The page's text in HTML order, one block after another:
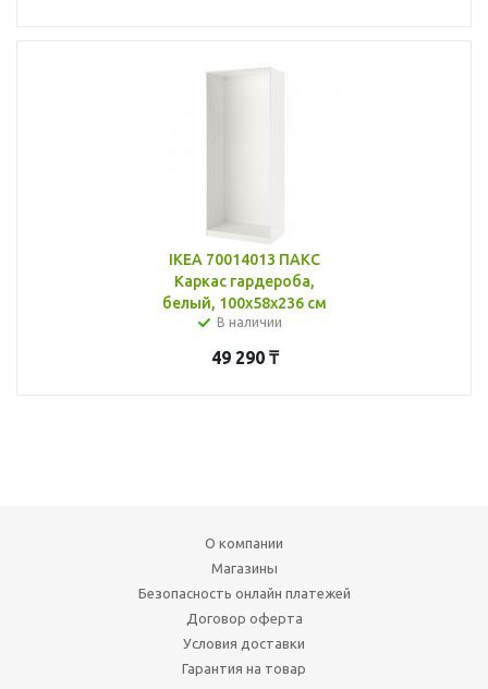
IKEA 70014013 ПАКС
Каркас гардероба,
белый, 100x58x236 см
В наличии
49 290₸
О компании
Магазины
Безопасность онлайн платежей
Договор оферта
Условия доставки
Гарантия на товар